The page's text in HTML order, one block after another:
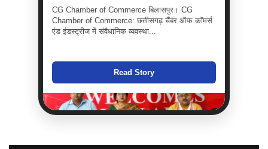
CG Chamber of Commerce बिलासपुर। CG
Chamber of Commerce: छत्तीसगढ़ चैंबर ऑफ कॉमर्स
एंड इंडस्ट्रीज में संवैधानिक व्यवस्था...
Read Story